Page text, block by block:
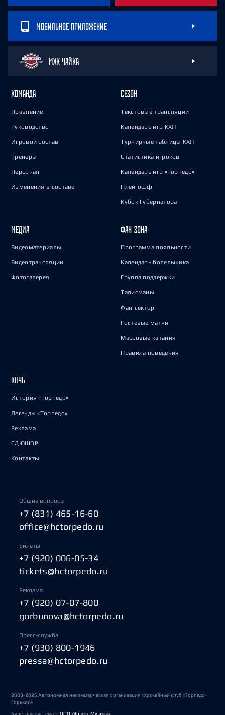
МОБИЛЬНОЕ ПРИЛОЖЕНИЕ
МХК ЧАЙКА
КОМАНДА
Правление
Руководство
Игровой состав
Тренеры
Персонал
Изменения в составе
СЕЗОН
Текстовые трансляции
Календарь игр КХЛ
Турнирные таблицы КХЛ
Статистика игроков
Календарь игр «Торпедо»
Плей-офф
Кубок Губернатора
МЕДИА
Видеоматериалы
Видеотрансляции
Фотогалерея
ФАН-ЗОНА
Программа лояльности
Календарь болельщика
Группа поддержки
Талисманы
Фан-сектор
Гостевые матчи
Массовые катания
Правила поведения
КЛУБ
История «Торпедо»
Легенды «Торпедо»
Реклама
СДЮШОР
Контакты
Общие вопросы
+7 (831) 465-16-60
office@hctorpedo.ru
Билеты
+7 (920) 006-05-34
tickets@hctorpedo.ru
Реклама
+7 (920) 07-07-800
gorbunova@hctorpedo.ru
Пресс-служба
+7 (930) 800-1946
pressa@hctorpedo.ru
2003-2026 Автономная некоммерческая организация «Хоккейный клуб «Торпедо-
Горький»
Билетная система —ООО «Яндекс Музыка»